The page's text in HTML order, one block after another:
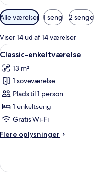
Tilgængelige
filtre
for
værelser
Alle værelser 1 seng 2 senge
Viser 14 ud af 14 værelser
Indlæs
alle
billeder
af
Classic-
enkeltværelse
5
Classic-enkeltværelse
13 m²
1 soveværelse
Plads til 1 person
1 enkeltseng
Gratis Wi-Fi
Flere oplysninger
Flere
enkeltværelse